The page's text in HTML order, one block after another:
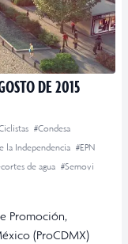
DE 2015
#Condesa
la Independencia #EPN
de agua #Semovi
Promoción,
(ProCDMX)